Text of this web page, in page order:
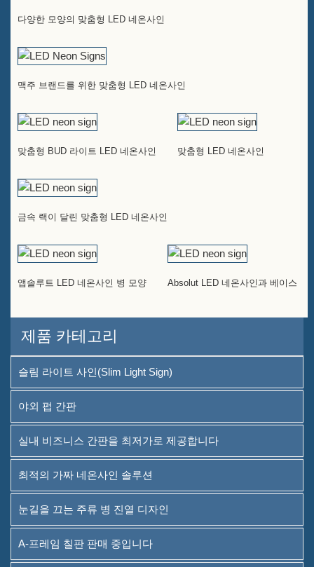
다양한 모양의 맞춤형 LED 네온사인
맥주 브랜드를 위한 맞춤형 LED 네온사인
맞춤형 BUD 라이트 LED 네온사인 맞춤형 LED 네온사인
금속 랙이 달린 맞춤형 LED 네온사인
앱솔루트 LED 네온사인 병 모양 Absolut LED 네온사인과 베이스
제품 카테고리
슬림 라이트 사인(Slim Light Sign)
야외 펍 간판
실내 비즈니스 간판을 최저가로 제공합니다
최적의 가짜 네온사인 솔루션
눈길을 끄는 주류 병 진열 디자인
A-프레임 칠판 판매 중입니다